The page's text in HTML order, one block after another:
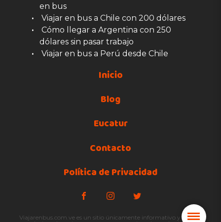
en bus
Viajar en bus a Chile con 200 dólares
Cómo llegar a Argentina con 250
dólares sin pasar trabajo
Viajar en bus a Perú desde Chile
Inicio
Blog
Eucatur
Contacto
Política de Privacidad
Viajarenbus.com.ve es un sitio únicamente informativo y no está